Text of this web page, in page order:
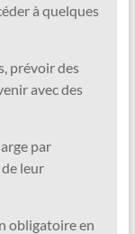
à quelques
prévoir des
avec des
par
leur
obligatoire en